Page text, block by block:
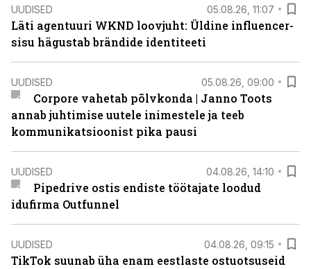
UUDISED 05.08.26, 11:07
Läti agentuuri WKND loovjuht: Üldine influencer-
sisu hägustab brändide identiteeti
UUDISED 05.08.26, 09:00
Corpore vahetab põlvkonda | Janno Toots
annab juhtimise uutele inimestele ja teeb
kommunikatsioonist pika pausi
UUDISED 04.08.26, 14:10
Pipedrive ostis endiste töötajate loodud
idufirma Outfunnel
UUDISED 04.08.26, 09:15
TikTok suunab üha enam eestlaste ostuotsuseid